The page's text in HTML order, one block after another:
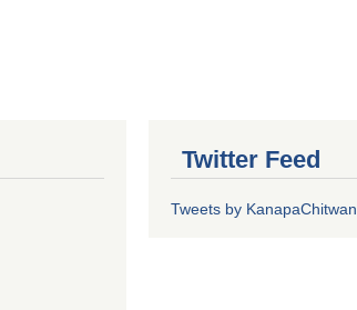
Twitter Feed
Tweets by KanapaChitwan